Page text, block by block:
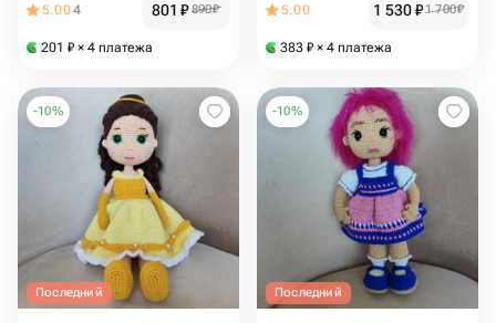
5.004 801 ₽ 890₽
201 ₽ × 4 платежа
5.00 1 530₽1 700₽
383 ₽ × 4 платежа
-10%
Последний
-10%
Последний